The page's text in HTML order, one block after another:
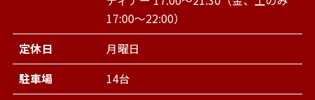
17:00～22:00）
定休日
月曜日
駐車場
14台